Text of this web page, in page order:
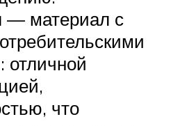
— материал с
отличной
что